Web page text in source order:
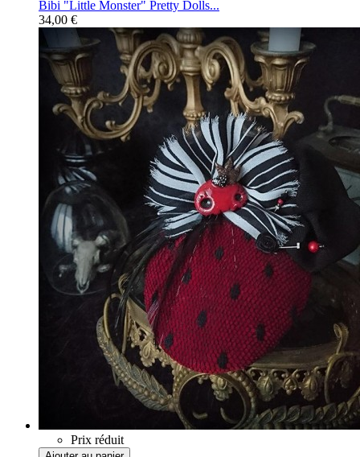
Bibi "Little Monster" Pretty Dolls...
34,00 €
Prix réduit